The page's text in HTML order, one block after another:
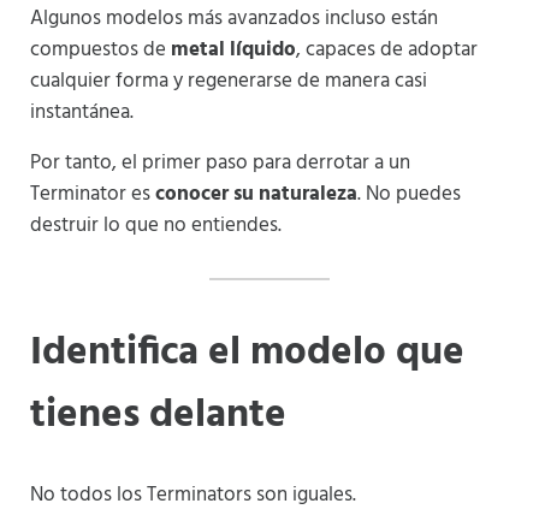
Algunos modelos más avanzados incluso están
compuestos de metal líquido, capaces de adoptar
cualquier forma y regenerarse de manera casi
instantánea.
Por tanto, el primer paso para derrotar a un
Terminator esconocer su naturaleza. No puedes
destruir lo que no entiendes.
Identifica el modelo que
tienes delante
No todos los Terminators son iguales.